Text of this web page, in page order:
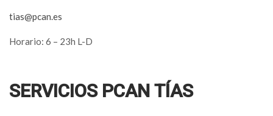
tias@pcan.es
Horario: 6 – 23h L-D
SERVICIOS PCAN TÍAS